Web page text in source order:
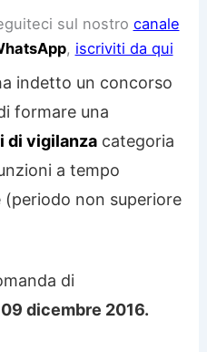
sul nostro canale
, iscriviti da qui
indetto un concorso
formare una
di vigilanza categoria
a tempo
non superiore
di
09 dicembre 2016.